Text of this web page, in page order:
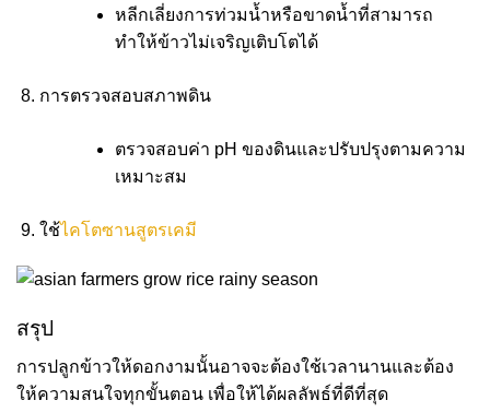
หลีกเลี่ยงการท่วมน้ำหรือขาดน้ำที่สามารถ
ทำให้ข้าวไม่เจริญเติบโตได้
การตรวจสอบสภาพดิน
ตรวจสอบค่า pH ของดินและปรับปรุงตามความ
เหมาะสม
ใช้ไคโตซานสูตรเคมี
สรุป
การปลูกข้าวให้ดอกงามนั้นอาจจะต้องใช้เวลานานและต้อง
ให้ความสนใจทุกขั้นตอน เพื่อให้ได้ผลลัพธ์ที่ดีที่สุด